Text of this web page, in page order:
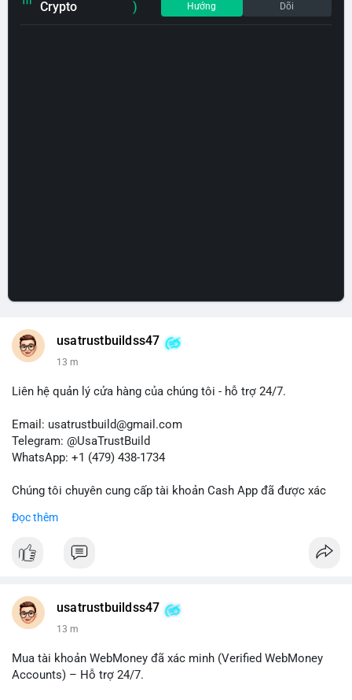
Crypto
)
Hướng
Dõi
usatrustbuildss47
13 m
Liên hệ quản lý cửa hàng của chúng tôi - hỗ trợ 24/7.
Email: usatrustbuild@gmail.com
Telegram: @UsaTrustBuild
WhatsApp: +1 (479) 438-1734
Chúng tôi chuyên cung cấp tài khoản Cash App đã được xác
marketing, SEO, SMM, chuyển tiền, gửi tiền qua di động, thanh
#buyverifiedcashappaccounts #marketing
#trendingnow
Đọc thêm
usatrustbuildss47
13 m
Mua tài khoản WebMoney đã xác minh (Verified WebMoney
Accounts) – Hỗ trợ 24/7.